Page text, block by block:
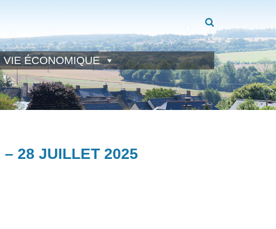
VIE ÉCONOMIQUE
– 28 JUILLET 2025